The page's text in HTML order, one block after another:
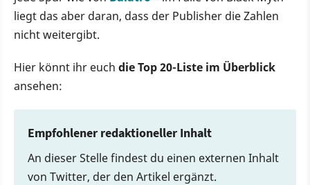
liegt das aber daran, dass der Publisher die Zahlen
nicht weitergibt.
Hier könnt ihr euch die Top 20-Liste im Überblick
ansehen:
Empfohlener redaktioneller Inhalt
An dieser Stelle findest du einen externen Inhalt
von Twitter, der den Artikel ergänzt.